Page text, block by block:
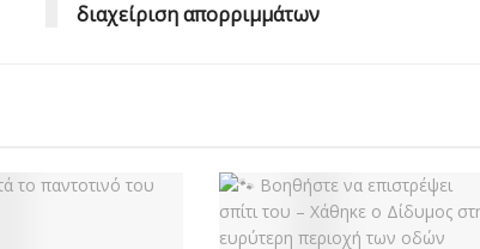
διαχείριση απορριμμάτων